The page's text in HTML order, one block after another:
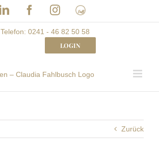
LinkedInFacebookInstagram
Frau
mit
Bizz
Telefon: 0241 - 46 82 50 58
LOGIN
Zurück